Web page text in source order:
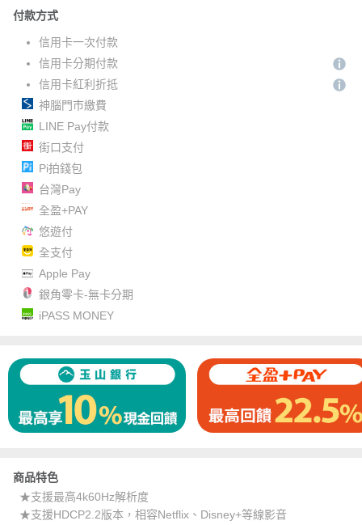
付款方式
信用卡一次付款
信用卡分期付款
信用卡紅利折抵
神腦門市繳費
LINE Pay付款
街口支付
Pi拍錢包
台灣Pay
全盈+PAY
悠遊付
全支付
Apple Pay
銀角零卡-無卡分期
iPASS MONEY
商品特色
★支援最高4k60Hz解析度
★支援HDCP2.2版本，相容Netflix、Disney+等線影音